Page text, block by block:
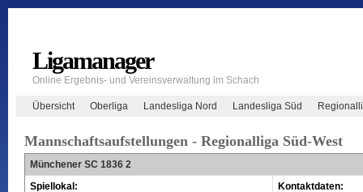
Ligamanager
Online Ergebnis- und Vereinsverwaltung im Schach
Übersicht Oberliga Landesliga Nord Landesliga Süd
Mannschaftsaufstellungen - Regionalliga Süd-West
Münchener SC 1836 2
Spiellokal:
Kontaktdaten: